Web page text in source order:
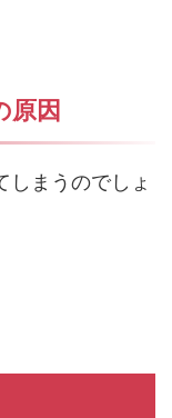
原因
しまうのでしょ